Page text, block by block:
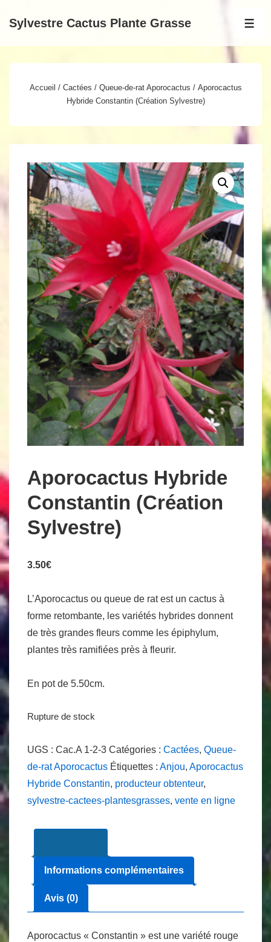
passer
Sylvestre Cactus Plante Grasse
Accueil / Cactées / Queue-de-rat Aporocactus / Aporocactus
Hybride Constantin (Création Sylvestre)
Aporocactus Hybride
Constantin (Création
Sylvestre)
3.50€
L’Aporocactus ou queue de rat est un cactus à
forme retombante, les variétés hybrides donnent
de très grandes fleurs comme les épiphylum,
plantes très ramifiées près à fleurir.
En pot de 5.50cm.
Rupture de stock
UGS : Cac.A 1-2-3 Catégories : Cactées, Queue-
de-rat Aporocactus Étiquettes : Anjou, Aporocactus
Hybride Constantin, producteur obtenteur,
sylvestre-cactees-plantesgrasses, vente en ligne
Informations complémentaires
Avis (0)
Aporocactus « Constantin » est une variété rouge